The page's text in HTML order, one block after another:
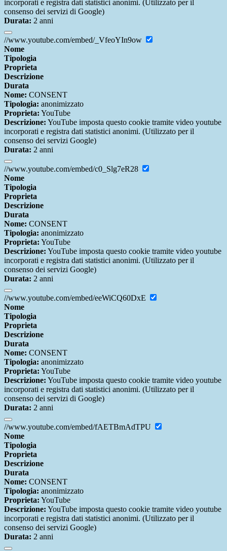
incorporati e registra dati statistici anonimi. (Utilizzato per il
consenso dei servizi di Google)
Durata: 2 anni
//www.youtube.com/embed/_VfeoYIn9ow
Nome
Tipologia
Proprieta
Descrizione
Durata
Nome: CONSENT
Tipologia: anonimizzato
Proprieta: YouTube
Descrizione: YouTube imposta questo cookie tramite video youtube
incorporati e registra dati statistici anonimi. (Utilizzato per il
consenso dei servizi Google)
Durata: 2 anni
//www.youtube.com/embed/c0_Slg7eR28
Nome
Tipologia
Proprieta
Descrizione
Durata
Nome: CONSENT
Tipologia: anonimizzato
Proprieta: YouTube
Descrizione: YouTube imposta questo cookie tramite video youtube
incorporati e registra dati statistici anonimi. (Utilizzato per il
consenso dei servizi Google)
Durata: 2 anni
//www.youtube.com/embed/eeWiCQ60DxE
Nome
Tipologia
Proprieta
Descrizione
Durata
Nome: CONSENT
Tipologia: anonimizzato
Proprieta: YouTube
Descrizione: YouTube imposta questo cookie tramite video youtube
incorporati e registra dati statistici anonimi. (Utilizzato per il
consenso dei servizi di Google)
Durata: 2 anni
//www.youtube.com/embed/fAETBmAdTPU
Nome
Tipologia
Proprieta
Descrizione
Durata
Nome: CONSENT
Tipologia: anonimizzato
Proprieta: YouTube
Descrizione: YouTube imposta questo cookie tramite video youtube
incorporati e registra dati statistici anonimi. (Utilizzato per il
consenso dei servizi Google)
Durata: 2 anni